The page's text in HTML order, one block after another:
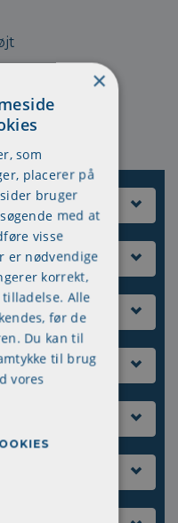
en del af
×
som
placerer på
bruger
med at
visse
er nødvendige
korrekt,
Alle
før de
Du kan til
til brug
vores